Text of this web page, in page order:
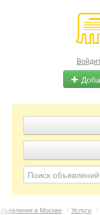
в Москве / Услуги /